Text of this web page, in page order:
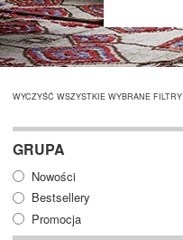
WYCZYŚĆ WSZYSTKIE WYBRANE FILTRY
GRUPA
Nowości
Bestsellery
Promocja